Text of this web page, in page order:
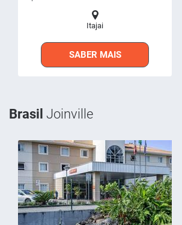
Itajai
SABER MAIS
Brasil Joinville